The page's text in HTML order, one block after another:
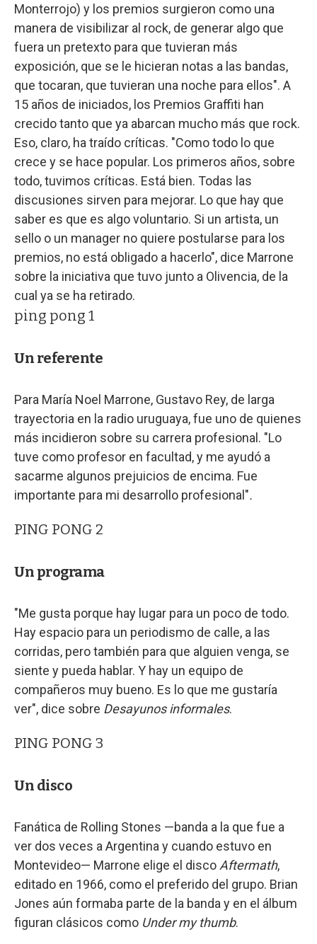
Monterrojo) y los premios surgieron como una
manera de visibilizar al rock, de generar algo que
fuera un pretexto para que tuvieran más
exposición, que se le hicieran notas a las bandas,
que tocaran, que tuvieran una noche para ellos". A
15 años de iniciados, los Premios Graffiti han
crecido tanto que ya abarcan mucho más que rock.
Eso, claro, ha traído críticas. "Como todo lo que
crece y se hace popular. Los primeros años, sobre
todo, tuvimos críticas. Está bien. Todas las
discusiones sirven para mejorar. Lo que hay que
saber es que es algo voluntario. Si un artista, un
sello o un manager no quiere postularse para los
premios, no está obligado a hacerlo", dice Marrone
sobre la iniciativa que tuvo junto a Olivencia, de la
cual ya se ha retirado.
ping pong 1
Un referente
Para María Noel Marrone, Gustavo Rey, de larga
trayectoria en la radio uruguaya, fue uno de quienes
más incidieron sobre su carrera profesional. "Lo
tuve como profesor en facultad, y me ayudó a
sacarme algunos prejuicios de encima. Fue
importante para mi desarrollo profesional".
PING PONG 2
Un programa
"Me gusta porque hay lugar para un poco de todo.
Hay espacio para un periodismo de calle, a las
corridas, pero también para que alguien venga, se
siente y pueda hablar. Y hay un equipo de
compañeros muy bueno. Es lo que me gustaría
ver", dice sobre Desayunos informales.
PING PONG 3
Un disco
Fanática de Rolling Stones —banda a la que fue a
ver dos veces a Argentina y cuando estuvo en
Montevideo— Marrone elige el disco Aftermath,
editado en 1966, como el preferido del grupo. Brian
Jones aún formaba parte de la banda y en el álbum
figuran clásicos como Under my thumb.